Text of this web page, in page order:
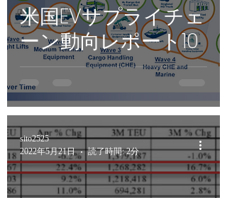
米国EVサプライチェ
ーン動向レポート10
sito2525
2022年5月21日
読了時間: 2分